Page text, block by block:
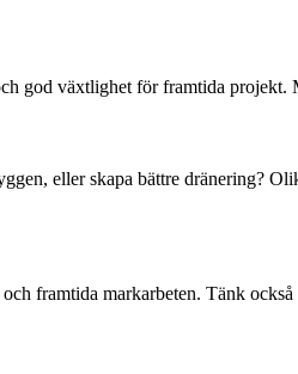
god växtlighet för framtida projekt.
eller skapa bättre dränering?
framtida markarbeten. Tänk